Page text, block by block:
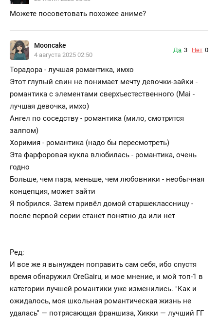
Можете посоветовать похожее аниме?
Mooncake
4 августа 2025 02:50
Да 3 Нет 0
Торадора - лучшая романтика, имхо
Этот глупый свин не понимает мечту девочки-зайки -
романтика с элементами сверхъестественного (Mai -
лучшая девочка, имхо)
Ангел по соседству - романтика (мило, смотрится
залпом)
Хоримия - романтика (надо бы пересмотреть)
Эта фарфоровая кукла влюбилась - романтика, очень
годно
Больше, чем пара, меньше, чем любовники - необычная
концепция, может зайти
Я побрился. Затем привёл домой старшеклассницу -
после первой серии станет понятно да или нет
Ред:
И все же я вынужден поправить сам себя, ибо спустя
время обнаружил OreGairu, и мое мнение, и мой топ-1 в
категории лучшей романтики уже изменились. "Как и
ожидалось, моя школьная романтическая жизнь не
удалась" — потрясающая франшиза, Хикки — лучший ГГ